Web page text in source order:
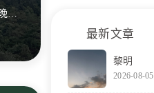
风
最新文章
黎明
2026-08-05